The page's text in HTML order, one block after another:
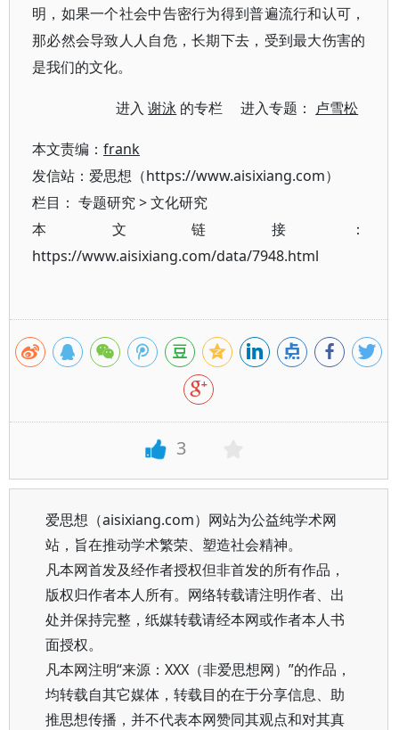
明，如果一个社会中告密行为得到普遍流行和认可，
那必然会导致人人自危，长期下去，受到最大伤害的
是我们的文化。
进入谢泳 的专栏 进入专题： 卢雪松
本文责编： frank
发信站：爱思想（https://www.aisixiang.com）
栏目： 专题研究>文化研究
本文链接：
https://www.aisixiang.com/data/7948.html
3
爱思想（aisixiang.com）网站为公益纯学术网
站，旨在推动学术繁荣、塑造社会精神。
凡本网首发及经作者授权但非首发的所有作品，
版权归作者本人所有。网络转载请注明作者、出
处并保持完整，纸媒转载请经本网或作者本人书
面授权。
凡本网注明“来源：XXX（非爱思想网）”的作品，
均转载自其它媒体，转载目的在于分享信息、助
推思想传播，并不代表本网赞同其观点和对其真